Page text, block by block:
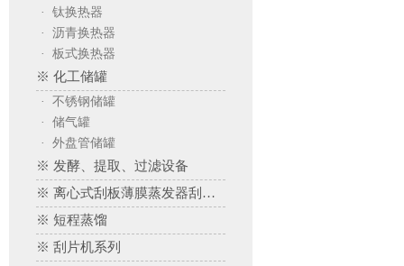
· 钛换热器
· 沥青换热器
· 板式换热器
※ 化工储罐
· 不锈钢储罐
· 储气罐
· 外盘管储罐
※ 发酵、提取、过滤设备
※ 离心式刮板薄膜蒸发器刮板蒸发器、多效蒸发器
※ 短程蒸馏
※ 刮片机系列